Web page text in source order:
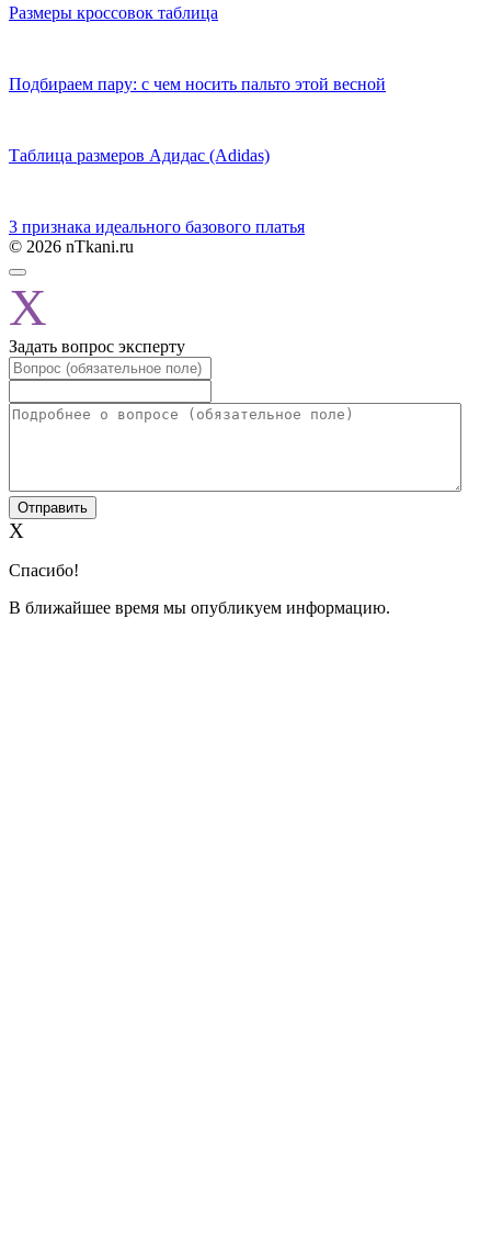
Размеры кроссовок таблица
Подбираем пару: с чем носить пальто этой весной
Таблица размеров Адидас (Adidas)
3 признака идеального базового платья
© 2026 nTkani.ru
X
Задать вопрос эксперту
X
Спасибо!
В ближайшее время мы опубликуем информацию.